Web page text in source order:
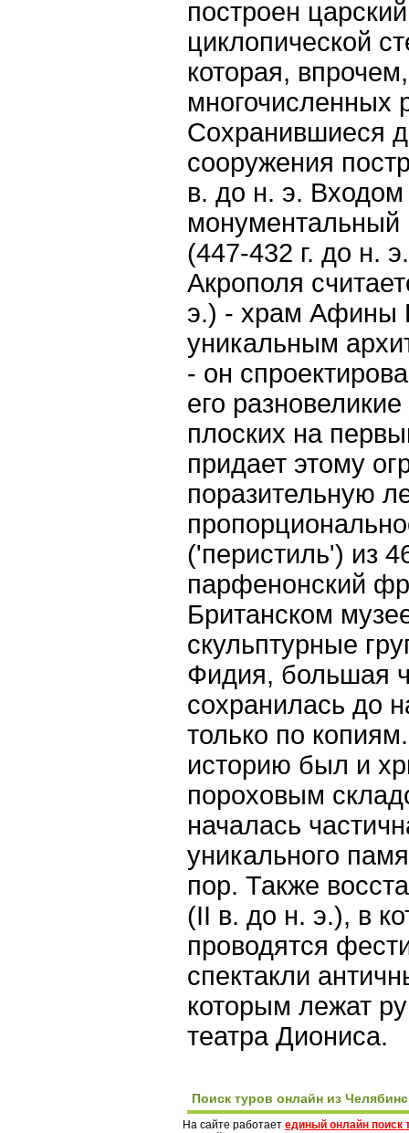
построен
циклопической
которая,
многочисленных
Сохранившиеся
сооружения
в. до н. э.
монументальный
(447-432 г. до н.
Акрополя
э.) - храм Афины
уникальным
- он
его
плоских на
придает этому
поразительную
('перистиль') из
парфенонский
Британском
скульптурные
Фидия, большая
сохранилась до
только по
историю был и
пороховым
началась
уникального
пор. Также
(II в. до н. э.), в
проводятся
спектакли
которым лежат
театра Диониса.
Поиск туров онлайн из
На сайте работает единый онлайн поиск